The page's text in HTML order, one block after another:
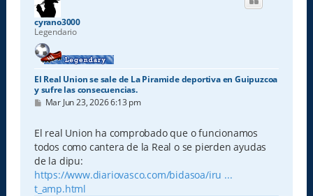
cyrano3000
Legendario
El Real Union se sale de La Piramide deportiva en Guipuzcoa
y sufre las consecuencias.
M
s
a
j
e
Mar Jun 23, 2026 6:13 pm
El real Union ha comprobado que o funcionamos
todos como cantera de la Real o se pierden ayudas
de la dipu:
https://www.diariovasco.com/bidasoa/iru ...
t_amp.html